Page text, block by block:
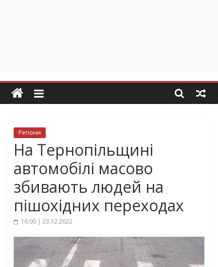
Регіони
На Тернопільщині
автомобілі масово
збивають людей на
пішохідних переходах
16:00 | 23.12.2022